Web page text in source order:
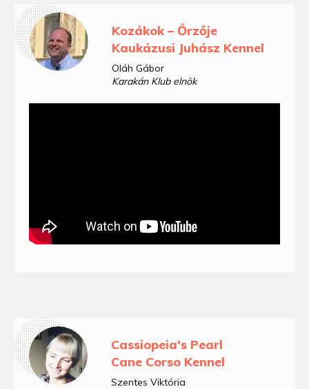
Kozákok – Őrzője
Kaukázusi Juhász Kennel
Oláh Gábor
Karakán Klub elnök
Cassiopeia's Pearl
Cane Corso Kennel
Szentes Viktória